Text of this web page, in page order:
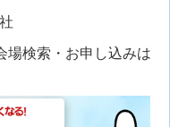
場検索・お申し込みは